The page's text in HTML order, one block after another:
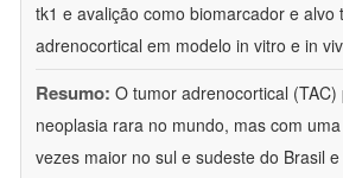
tk1 e avalição como biomarcador e alvo
adrenocortical em modelo in vitro e in
Resumo: O tumor adrenocortical
neoplasia rara no mundo, mas com
vezes maior no sul e sudeste do Brasil